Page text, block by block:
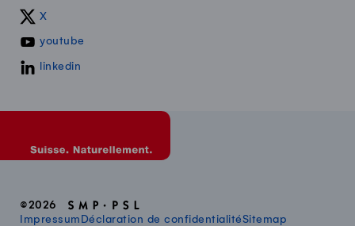
X
youtube
linkedin
©2026
Impressum Déclaration de confidentialitéSitemap